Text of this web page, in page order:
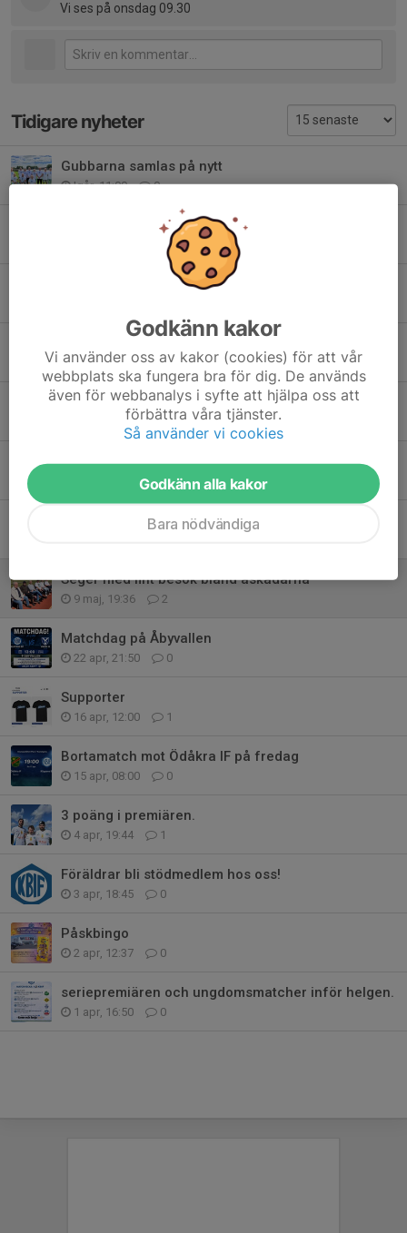
Vi ses på onsdag 09.30
Tidigare nyheter
Gubbarna samlas på nytt
Igår, 11:00 0
💙🤍 KBIF – Vår värdegrund står fast 🤍💙
19 jun, 12:26 2
Sommaruppehåll för våra KBIF veteraner
17 jun, 15:28 1
Tre vinnare bland våra stödmedlemmar
16 jun, 18:07 0
Jackpot på Bilbingon nu uppe i 17.000 kronor
Seger med fint besök bland åskådarna
9 maj, 19:36 2
Matchdag på Åbyvallen
22 apr, 21:50 0
Supporter
16 apr, 12:00 1
Bortamatch mot Ödåkra IF på fredag
15 apr, 08:00 0
3 poäng i premiären.
4 apr, 19:44 1
Föräldrar bli stödmedlem hos oss!
3 apr, 18:45 0
Påskbingo
2 apr, 12:37 0
seriepremiären och ungdomsmatcher inför helgen.
1 apr, 16:50 0
Godkänn kakor
Vi använder oss av kakor (cookies) för att vår
webbplats ska fungera bra för dig. De används
även för webbanalys i syfte att hjälpa oss att
förbättra våra tjänster.
Så använder vi cookies
Godkänn alla kakor
Bara nödvändiga